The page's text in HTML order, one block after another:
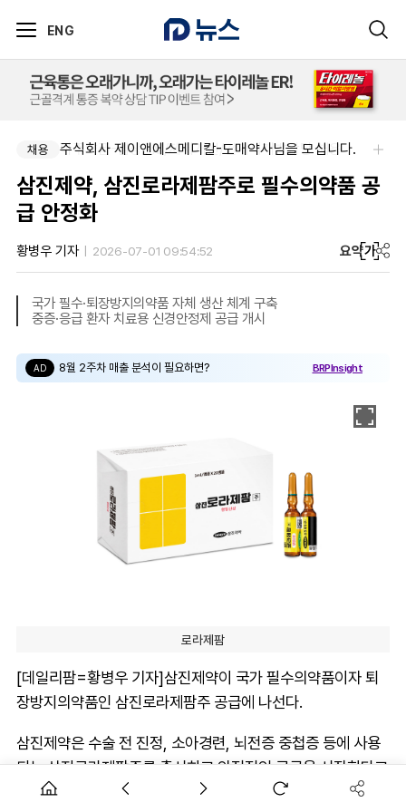
ENG
채용 아주약품-임상PM/제제개선/건기식개발담당 채용
채용 주식회사 제이앤에스메디칼-도매약사님을 모십니다.
삼진제약, 삼진로라제팜주로 필수의약품 공
급 안정화
황병우 기자 2026-07-01 09:54:52 요약가
국가 필수·퇴장방지의약품 자체 생산 체계 구축
중증·응급 환자 치료용 신경안정제 공급 개시
AD 8월 2주차 매출 분석이 필요하면? BRPInsight
로라제팜
[데일리팜=황병우 기자]삼진제약이 국가 필수의약품이자 퇴
장방지의약품인 삼진로라제팜주 공급에 나선다.
삼진제약은 수술 전 진정, 소아경련, 뇌전증 중첩증 등에 사용
되는 삼진로라제팜주를 출시하고 안정적인 공급을 시작한다고
1일 밝혔다.